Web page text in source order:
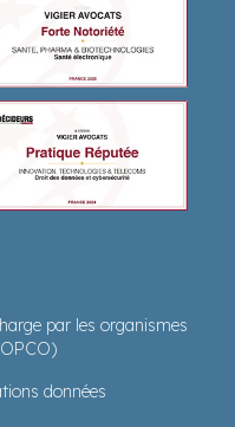
par les organismes
données